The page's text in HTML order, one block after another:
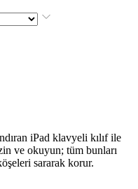
iPad klavyeli kılıf ile
ve okuyun; tüm bunları
sararak korur.